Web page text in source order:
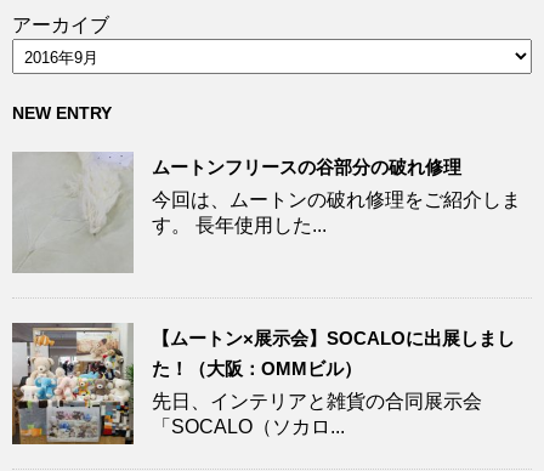
アーカイブ
NEW ENTRY
ムートンフリースの谷部分の破れ修理
今回は、ムートンの破れ修理をご紹介しま
す。 長年使用した...
【ムートン×展示会】SOCALOに出展しまし
た！（大阪：OMMビル）
先日、インテリアと雑貨の合同展示会
「SOCALO（ソカロ...